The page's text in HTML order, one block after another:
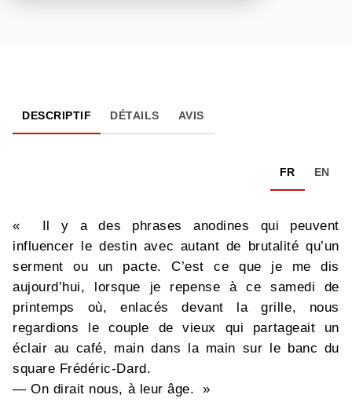
DESCRIPTIF DÉTAILS AVIS
FR EN
« Il y a des phrases anodines qui peuvent
influencer le destin avec autant de brutalité qu’un
serment ou un pacte. C’est ce que je me dis
aujourd’hui, lorsque je repense à ce samedi de
printemps où, enlacés devant la grille, nous
regardions le couple de vieux qui partageait un
éclair au café, main dans la main sur le banc du
square Frédéric-Dard.
— On dirait nous, à leur âge. »